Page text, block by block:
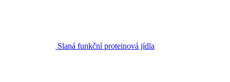
Slaná funkční proteinová jídla